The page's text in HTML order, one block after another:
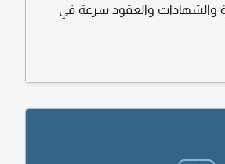
والشهادات والعقود سرعة في